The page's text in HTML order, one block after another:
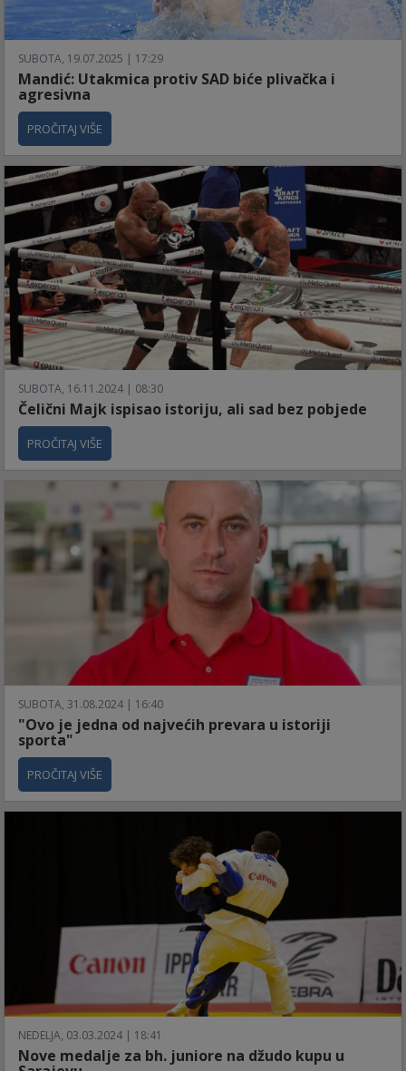
SUBOTA, 19.07.2025 | 17:29
Mandić: Utakmica protiv SAD biće plivačka i
agresivna
PROČITAJ VIŠE
SUBOTA, 16.11.2024 | 08:30
Čelični Majk ispisao istoriju, ali sad bez pobjede
PROČITAJ VIŠE
SUBOTA, 31.08.2024 | 16:40
"Ovo je jedna od najvećih prevara u istoriji
sporta"
PROČITAJ VIŠE
NEDELJA, 03.03.2024 | 18:41
Nove medalje za bh. juniore na džudo kupu u